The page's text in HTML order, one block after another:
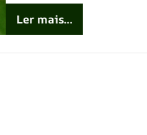
Ler mais…